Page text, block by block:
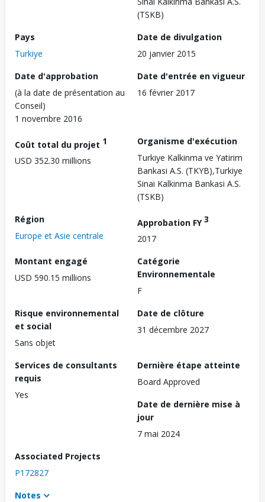
(TSKB)
Pays
Turkiye
Date de divulgation
20 janvier 2015
Date d'approbation
(à la date de présentation au
Conseil)
1 novembre 2016
Date d'entrée en vigueur
16 février 2017
Coût total du projet 1
USD 352.30 millions
Organisme d'exécution
Turkiye Kalkinma ve Yatirim
Bankasi A.S. (TKYB),Turkiye
Sinai Kalkinma Bankasi A.S.
(TSKB)
Région
Europe et Asie centrale
Approbation FY3
2017
Montant engagé
USD 590.15 millions
Catégorie
Environnementale
F
Risque environnemental
et social
Sans objet
Date de clôture
31 décembre 2027
Services de consultants
requis
Yes
Dernière étape atteinte
Board Approved
Date de dernière mise à
jour
7 mai 2024
Associated Projects
P172827
Notes